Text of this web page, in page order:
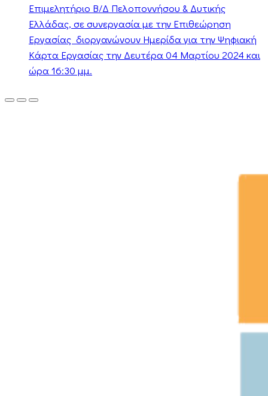
Επιμελητήριο Β/Δ Πελοποννήσου & Δυτικής
Ελλάδας, σε συνεργασία με την Επιθεώρηση
Εργασίας διοργανώνουν Ημερίδα για την Ψηφιακή
Κάρτα Εργασίας την Δευτέρα 04 Μαρτίου 2024 και
ώρα 16:30 μμ.